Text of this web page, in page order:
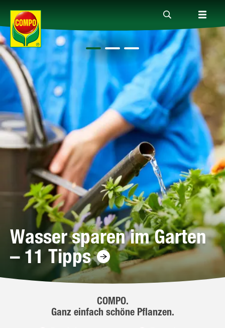
Produkte
Ratgeber
Themenwelten
Service
Unternehmen
Wasser sparen im Garten
– 11 Tipps
COMPO.
Ganz einfach schöne Pflanzen.